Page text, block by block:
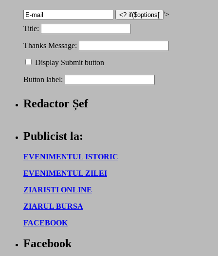
'>
Title:
Thanks Message:
Display Submit button
Button label:
Redactor Șef
Publicist la:
EVENIMENTUL ISTORIC
EVENIMENTUL ZILEI
ZIARISTI ONLINE
ZIARUL BURSA
FACEBOOK
Facebook